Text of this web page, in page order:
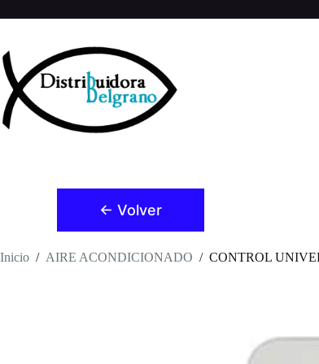
al
← Volver
Inicio / AIRE ACONDICIONADO / CONTROL